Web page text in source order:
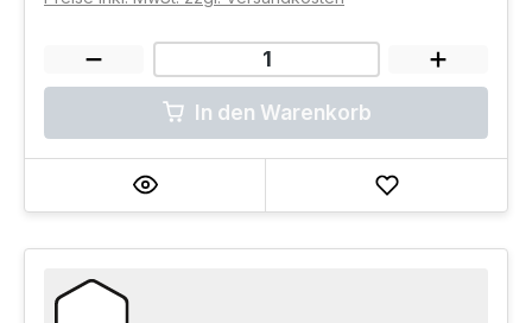
In den Warenkorb